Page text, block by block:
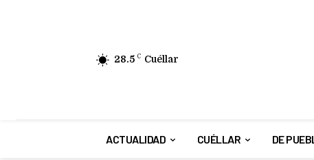
28.5 C Cuéllar
ACTUALIDAD CUÉLLAR DE